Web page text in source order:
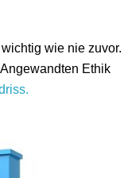
wie nie zuvor.
Ethik